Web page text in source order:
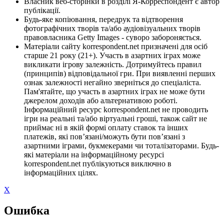
публікації.
Будь-яке копіювання, передрук та відтворення
фотографічних творів та/або аудіовізуальних творів
правовласника Getty Images - суворо забороняється.
Матеріали сайту korrespondent.net призначені для осіб
старше 21 року (21+). Участь в азартних іграх може
викликати ігрову залежність. Дотримуйтесь правил
(принципів) відповідальної гри. При виявленні перших
ознак залежності негайно зверніться до спеціаліста.
Пам'ятайте, що участь в азартних іграх не може бути
джерелом доходів або альтернативою роботі.
Інформаційний ресурс korrespondent.net не проводить
ігри на реальні та/або віртуальні гроші, також сайт не
приймає ні в якій формі оплату ставок та інших
платежів, які пов’язані/можуть бути пов’язані з
азартними іграми, букмекерами чи тоталізаторами. Будь-
які матеріали на інформаційному ресурсі
korrespondent.net публікуються виключно в
інформаційних цілях.
X
Ошибка